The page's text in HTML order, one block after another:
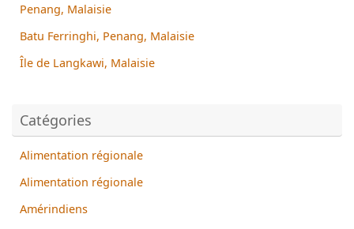
Penang, Malaisie
Batu Ferringhi, Penang, Malaisie
Île de Langkawi, Malaisie
Catégories
Alimentation régionale
Alimentation régionale
Amérindiens